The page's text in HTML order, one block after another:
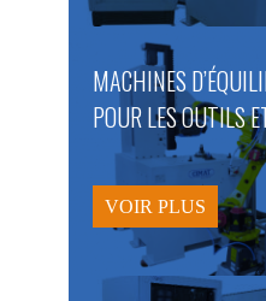
MACHINES
POUR LES OUTILS
VOIR PLUS